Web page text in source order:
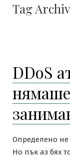
Tag
DDoS
Определено не
Но пък аз бях